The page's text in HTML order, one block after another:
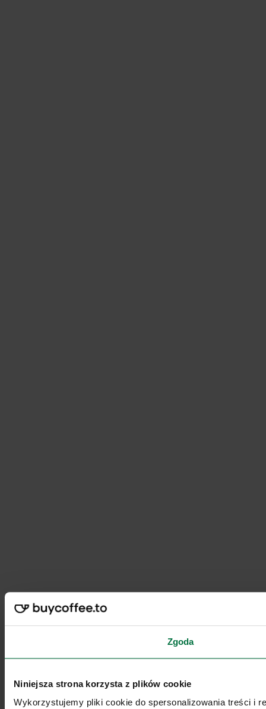
Zgoda
Niniejsza strona korzysta z plików cookie
Wykorzystujemy pliki cookie do spersonalizowania treści i